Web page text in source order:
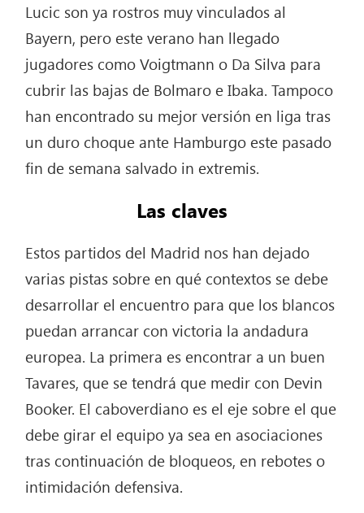
Lucic son ya rostros muy vinculados al
Bayern, pero este verano han llegado
jugadores como Voigtmann o Da Silva para
cubrir las bajas de Bolmaro e Ibaka. Tampoco
han encontrado su mejor versión en liga tras
un duro choque ante Hamburgo este pasado
fin de semana salvado in extremis.
Las claves
Estos partidos del Madrid nos han dejado
varias pistas sobre en qué contextos se debe
desarrollar el encuentro para que los blancos
puedan arrancar con victoria la andadura
europea. La primera es encontrar a un buen
Tavares, que se tendrá que medir con Devin
Booker. El caboverdiano es el eje sobre el que
debe girar el equipo ya sea en asociaciones
tras continuación de bloqueos, en rebotes o
intimidación defensiva.